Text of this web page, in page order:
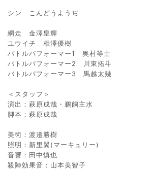
シン こんどうようぢ
網走 金澤皇輝
ユウイチ 相澤優樹
バトルパフォーマー1 奥村等士
バトルパフォーマー2 川東拓斗
バトルパフォーマー3 馬越太幾
＜スタッフ＞
演出：萩原成哉・鵜飼主水
脚本：萩原成哉
美術：渡邉勝樹
照明：新里翼(マーキュリー)
音響：田中慎也
殺陣効果音：山本美智子